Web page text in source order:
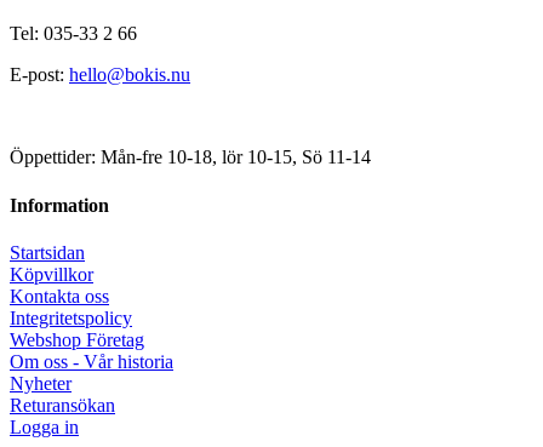
Tel: 035-33 2 66
E-post: hello@bokis.nu
Öppettider: Mån-fre 10-18, lör 10-15, Sö 11-14
Information
Startsidan
Köpvillkor
Kontakta oss
Integritetspolicy
Webshop Företag
Om oss - Vår historia
Nyheter
Returansökan
Logga in